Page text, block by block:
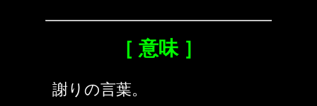
［ 意味 ］
謝りの言葉。